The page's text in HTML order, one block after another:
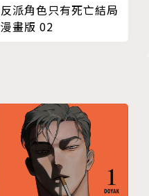
反派角色只有死亡結局
漫畫版 02